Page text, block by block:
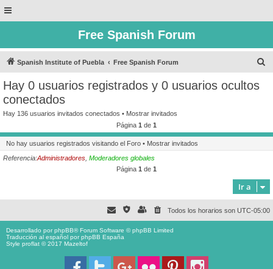
Free Spanish Forum
Spanish Institute of Puebla Free Spanish Forum
r
Hay 0 usuarios registrados y 0 usuarios ocultos
conectados
Hay 136 usuarios invitados conectados • Mostrar invitados
Página 1 de 1
No hay usuarios registrados visitando el Foro • Mostrar invitados
Referencia:Administradores Moderadores globales
Página 1 de 1
Ir a
Todos los horarios son UTC-05:00
Desarrollado porphpBB® Forum Software © phpBB Limited
Traducción al español porphpBB España
Style proflat © 2017 Mazeltof